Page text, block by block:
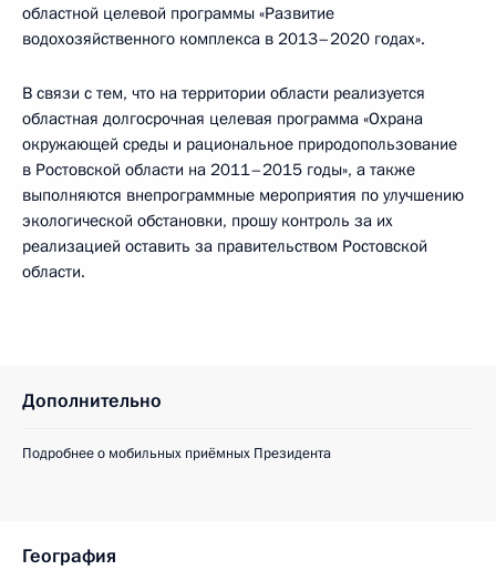
областной целевой программы «Развитие
водохозяйственного комплекса в 2013–2020 годах».
В связи с тем, что на территории области реализуется
областная долгосрочная целевая программа «Охрана
окружающей среды и рациональное природопользование
в Ростовской области на 2011–2015 годы», а также
выполняются внепрограммные мероприятия по улучшению
экологической обстановки, прошу контроль за их
реализацией оставить за правительством Ростовской
области.
Дополнительно
Подробнее о мобильных приёмных Президента
География